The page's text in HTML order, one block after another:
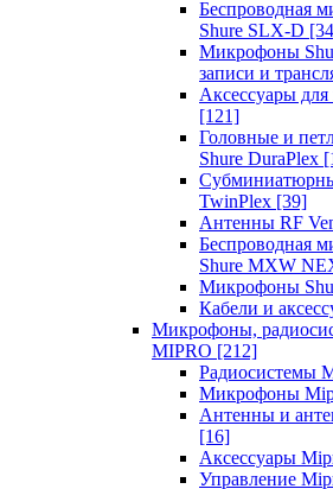
Беспроводная
Shure SLX-D
Микрофоны
записи и
Аксессуары
[121]
Головные и
Shure DuraPlex
TwinPlex [39]
Антенны RF
Беспроводная
Shure MXW
Микрофоны
Кабели и
Микрофоны,
MIPRO [212]
Радиосистемы
Микрофоны
Антенны и
[16]
Аксессуары
Управление